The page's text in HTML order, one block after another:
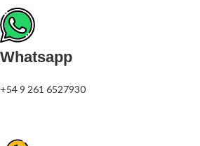
Whatsapp
+54 9 261 6527930